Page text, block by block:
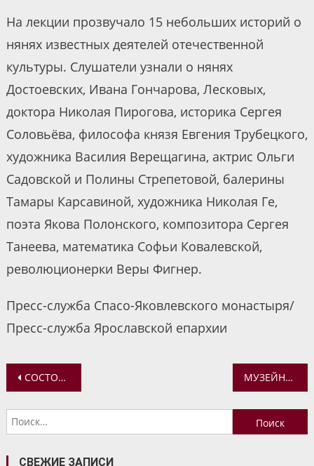
На лекции прозвучало 15 небольших историй о
нянях известных деятелей отечественной
культуры. Слушатели узнали о нянях
Достоевских, Ивана Гончарова, Лесковых,
доктора Николая Пирогова, историка Сергея
Соловьёва, философа князя Евгения Трубецкого,
художника Василия Верещагина, актрис Ольги
Садовской и Полины Стрепетовой, балерины
Тамары Карсавиной, художника Николая Ге,
поэта Якова Полонского, композитора Сергея
Танеева, математика Софьи Ковалевской,
революционерки Веры Фигнер.
Пресс-служба Спасо-Яковлевского монастыря/
Пресс-служба Ярославской епархии
Навигация
по
записям
СОСТОЯЛИСЬ КУРСЫ ПОВЫШЕНИЯ КВАЛИФИКАЦИИ ПО ВОПРОСАМ КАЧЕСТВА ОБРАЗОВАНИЯ ДЛЯ РУКОВОДСТВА И МЕТОДИЧЕСКИХ СЛУЖБ ДУХОВНЫХ УЧЕБНЫХ ЗАВЕДЕНИЙ МУЗЕЙНЫЕ ИСТОРИИ
Найти:
СВЕЖИЕ ЗАПИСИ